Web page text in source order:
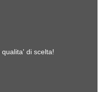
di scelta!